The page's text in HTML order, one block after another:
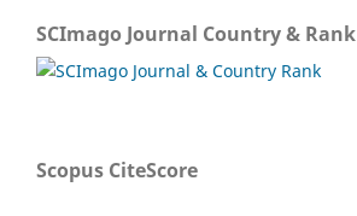
SCImago Journal Country & Rank
Scopus CiteScore